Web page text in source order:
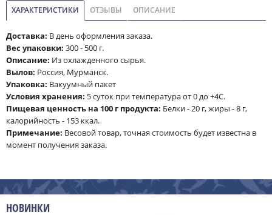
ХАРАКТЕРИСТИКИ ОТЗЫВЫ ОПИСАНИЕ
Доставка: В день оформления заказа.
Вес упаковки: 300 - 500 г.
Описание: Из охлажденного сырья.
Вылов: Россия, Мурманск.
Упаковка: Вакуумный пакет
Условия хранения: 5 суток при температура от 0 до +4С.
Пищевая ценность на 100 г продукта: Белки - 20 г, жиры - 8 г,
калорийность - 153 ккал.
Примечание: Весовой товар, точная стоимость будет известна в
момент получения заказа.
НОВИНКИ